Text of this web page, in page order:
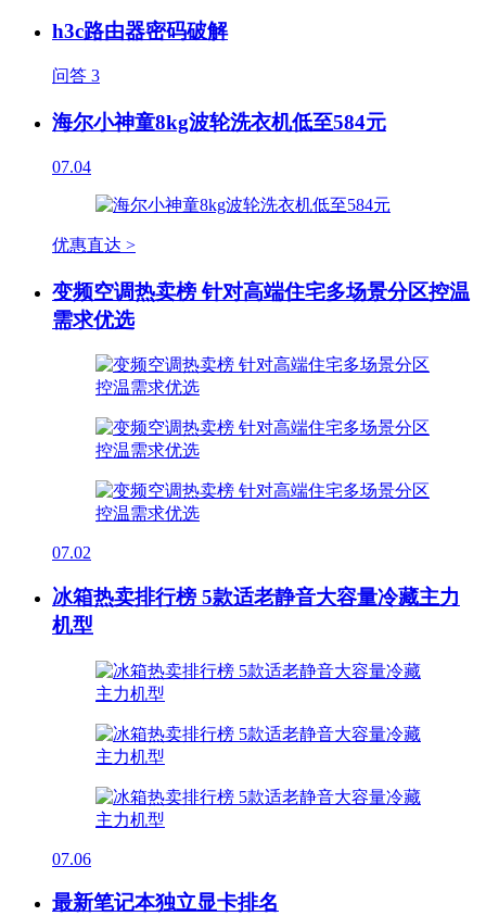
h3c路由器密码破解
问答 3
海尔小神童8kg波轮洗衣机低至584元
07.04
优惠直达 >
变频空调热卖榜 针对高端住宅多场景分区控温
需求优选
07.02
冰箱热卖排行榜 5款适老静音大容量冷藏主力
机型
07.06
最新笔记本独立显卡排名